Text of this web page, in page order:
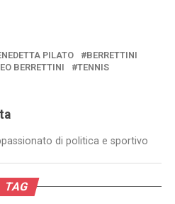
PILATO
BERRETTINI
BERRETTINI
TENNIS
di politica e sportivo
TAG